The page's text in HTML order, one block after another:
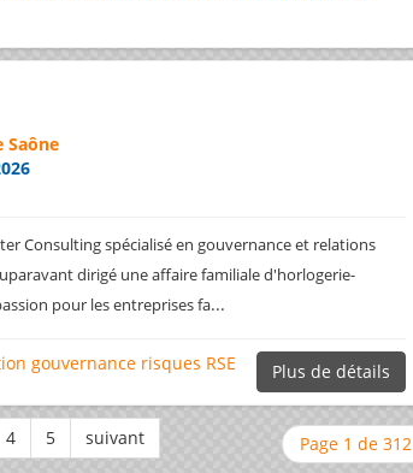
Saône
Consulting spécialisé en gouvernance et relations
dirigé une affaire familiale d'horlogerie-
pour les entreprises fa...
Plus de détails
gouvernance risques RSE
Page 1 de 312